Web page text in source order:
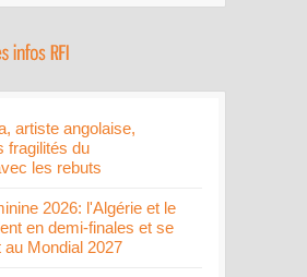
artiste angolaise,
fragilités du
les rebuts
2026: l'Algérie et le
en demi-finales et se
au Mondial 2027